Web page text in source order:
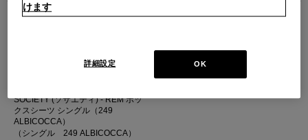
SOCIETY (ソサエティ) - REM ボッ
クスシーツ シングル（249
ALBICOCCA）
（シングル 249 ALBICOCCA）
けます
OK
詳細設定